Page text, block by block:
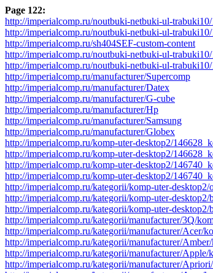
Page 122:
http://imperialcomp.ru/noutbuki-netbuki-ul-
http://imperialcomp.ru/noutbuki-netbuki-ul-
http://imperialcomp.ru/sh404SEF-custom-content
http://imperialcomp.ru/noutbuki-netbuki-ul-
http://imperialcomp.ru/noutbuki-netbuki-ul-
http://imperialcomp.ru/manufacturer/Supercomp
http://imperialcomp.ru/manufacturer/Datex
http://imperialcomp.ru/manufacturer/G-cube
http://imperialcomp.ru/manufacturer/Hp
http://imperialcomp.ru/manufacturer/Samsung
http://imperialcomp.ru/manufacturer/Globex
http://imperialcomp.ru/komp-uter-desktop2/
http://imperialcomp.ru/komp-uter-desktop2/
http://imperialcomp.ru/komp-uter-desktop2/
http://imperialcomp.ru/komp-uter-desktop2/
http://imperialcomp.ru/kategorii/komp-uter-desktop2/
http://imperialcomp.ru/kategorii/komp-uter-desktop2/
http://imperialcomp.ru/kategorii/komp-uter-desktop2/
http://imperialcomp.ru/kategorii/manufacturer/3Q/
http://imperialcomp.ru/kategorii/manufacturer/Acer/
http://imperialcomp.ru/kategorii/manufacturer/
http://imperialcomp.ru/kategorii/manufacturer/Apple/
http://imperialcomp.ru/kategorii/manufacturer/